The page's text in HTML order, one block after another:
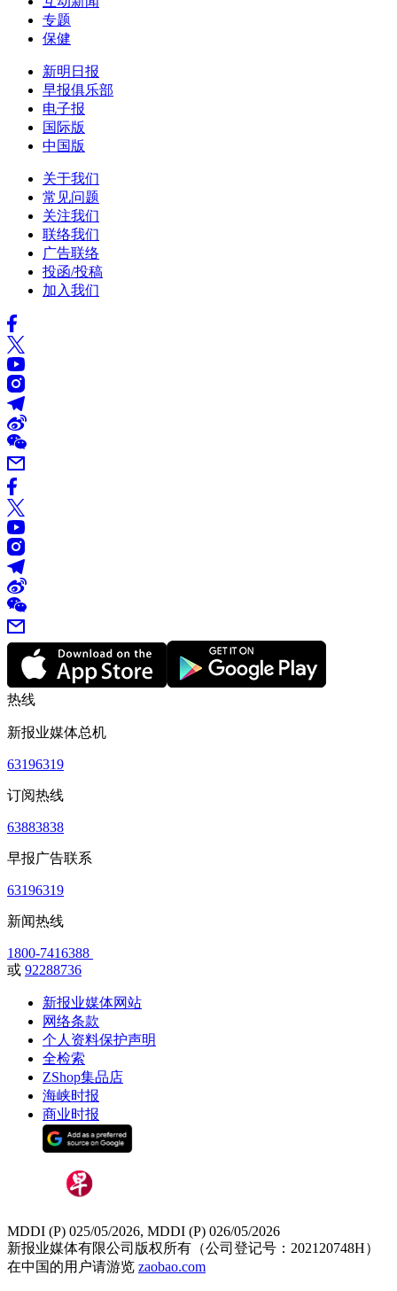
专题
保健
新明日报
早报俱乐部
电子报
国际版
中国版
关于我们
常见问题
关注我们
联络我们
广告联络
投函/投稿
加入我们
热线
新报业媒体总机
63196319
订阅热线
63883838
早报广告联系
63196319
新闻热线
1800-7416388
或 92288736
新报业媒体网站
网络条款
个人资料保护声明
全检索
ZShop集品店
海峡时报
商业时报
MDDI (P) 025/05/2026, MDDI (P) 026/05/2026
新报业媒体有限公司版权所有（公司登记号：202120748H）
在中国的用户请游览 zaobao.com